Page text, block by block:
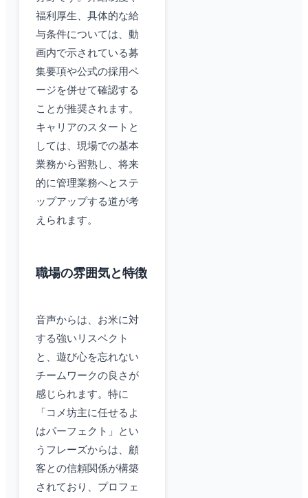
福利厚生、具体的な給
与条件については、動
画内で示されている募
集要項や公式の採用ペ
ージを併せて確認する
ことが推奨されます。
キャリアのスタートと
しては、現場での基本
業務から習熟し、将来
的に管理業務へとステ
ップアップする道が考
えられます。
職場の雰囲気と特徴
音声からは、お米に対
する強いリスペクト
と、遊び心を忘れない
チームワークの良さが
感じられます。特に
「コメ坊主に任せるよ
はパーフェクト」とい
うフレーズからは、顧
客との信頼関係が構築
されており、プロフェ